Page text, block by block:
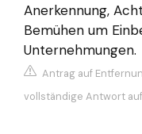
Anerkennung,
Bemühen um
Unternehmungen.
Antrag auf
vollständige Antwort